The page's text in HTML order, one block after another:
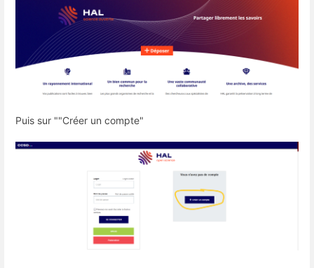
Puis sur ""Créer un compte"